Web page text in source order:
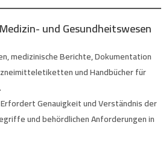
und Gesundheitswesen
medizinische Berichte, Dokumentation
und Handbücher für
Erfordert Genauigkeit und Verständnis der
und behördlichen Anforderungen in